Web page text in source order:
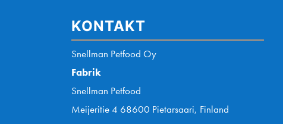
KONTAKT
Snellman Petfood Oy
Fabrik
Snellman Petfood
Meijeritie 4 68600 Pietarsaari, Finland